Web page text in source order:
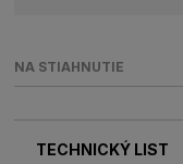
NA STIAHNUTIE
TECHNICKÝ LIST